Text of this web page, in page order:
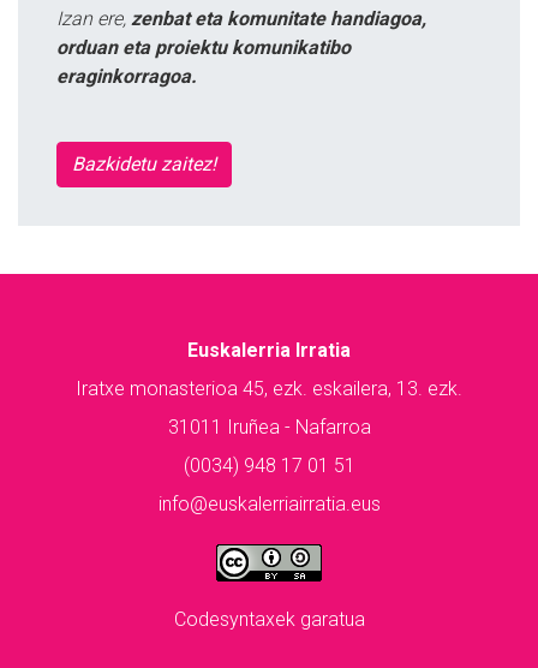
Izan ere, zenbat eta komunitate handiagoa,
orduan eta proiektu komunikatibo
eraginkorragoa.
Bazkidetu zaitez!
Euskalerria Irratia
Iratxe monasterioa 45, ezk. eskailera, 13. ezk.
31011 Iruñea - Nafarroa
(0034) 948 17 01 51
info@euskalerriairratia.eus
Codesyntaxek garatua